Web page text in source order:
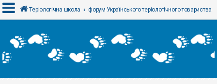
х
і
Теріологічна школа форум Українського теріологічного товариства